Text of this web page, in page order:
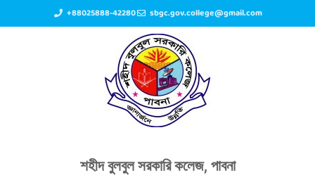
+88025888-42280 sbgc.gov.college@gmail.com
শহীদ বুলবুল সরকারি কলেজ, পাবনা